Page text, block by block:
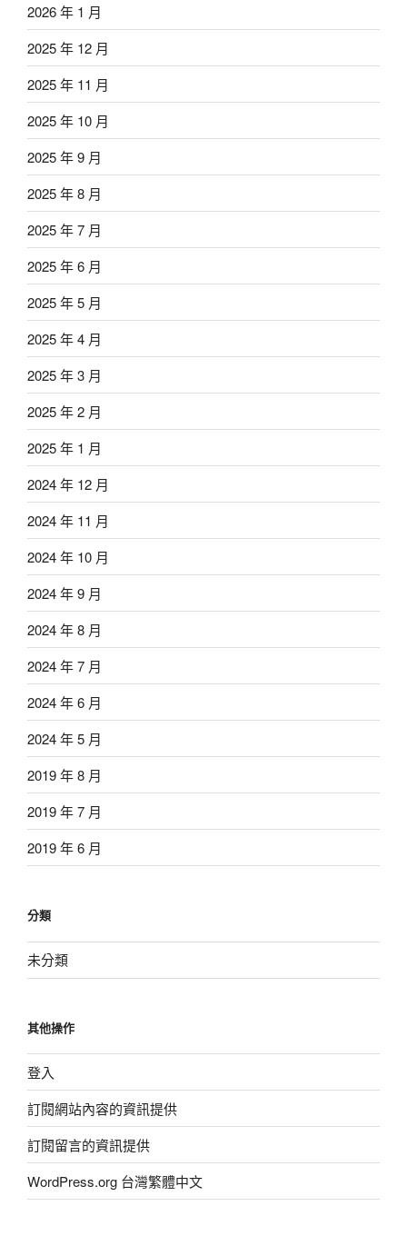
2026 年 1 月
2025 年 12 月
2025 年 11 月
2025 年 10 月
2025 年 9 月
2025 年 8 月
2025 年 7 月
2025 年 6 月
2025 年 5 月
2025 年 4 月
2025 年 3 月
2025 年 2 月
2025 年 1 月
2024 年 12 月
2024 年 11 月
2024 年 10 月
2024 年 9 月
2024 年 8 月
2024 年 7 月
2024 年 6 月
2024 年 5 月
2019 年 8 月
2019 年 7 月
2019 年 6 月
分類
未分類
其他操作
登入
訂閱網站內容的資訊提供
訂閱留言的資訊提供
WordPress.org 台灣繁體中文